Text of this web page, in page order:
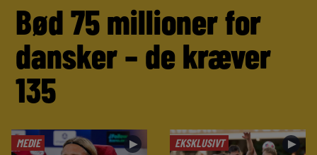
Bød 75 millioner for
dansker – de kræver
135
MEDIE ► EKSKLUSIVT ►